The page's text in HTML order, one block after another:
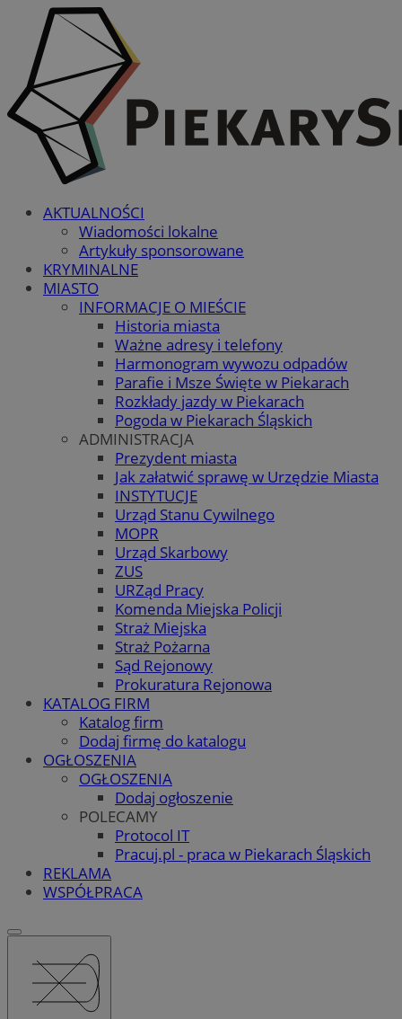
AKTUALNOŚCI
Wiadomości lokalne
Artykuły sponsorowane
KRYMINALNE
MIASTO
INFORMACJE O MIEŚCIE
Historia miasta
Ważne adresy i telefony
Harmonogram wywozu odpadów
Parafie i Msze Święte w Piekarach
Rozkłady jazdy w Piekarach
Pogoda w Piekarach Śląskich
ADMINISTRACJA
Prezydent miasta
Jak załatwić sprawę w Urzędzie Miasta
INSTYTUCJE
Urząd Stanu Cywilnego
MOPR
Urząd Skarbowy
ZUS
URZąd Pracy
Komenda Miejska Policji
Straż Miejska
Straż Pożarna
Sąd Rejonowy
Prokuratura Rejonowa
KATALOG FIRM
Katalog firm
Dodaj firmę do katalogu
OGŁOSZENIA
OGŁOSZENIA
Dodaj ogłoszenie
POLECAMY
Protocol IT
Pracuj.pl - praca w Piekarach Śląskich
REKLAMA
WSPÓŁPRACA